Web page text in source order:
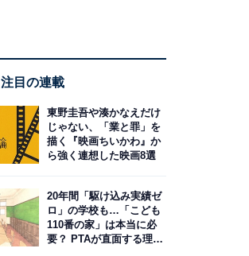
注目の連載
東野圭吾や湊かなえだけ
じゃない、「業と罪」を
描く『映画ちいかわ』か
ら強く連想した映画8選
20年間「駆け込み実績ゼ
ロ」の学校も…「こども
110番の家」は本当に必
要？ PTAが直面する理想